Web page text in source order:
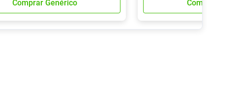
Comprar Genérico Comprar